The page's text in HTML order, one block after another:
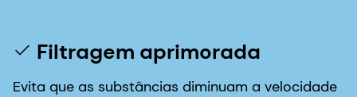
Filtragem aprimorada
Evita que as substâncias diminuam a velocidade